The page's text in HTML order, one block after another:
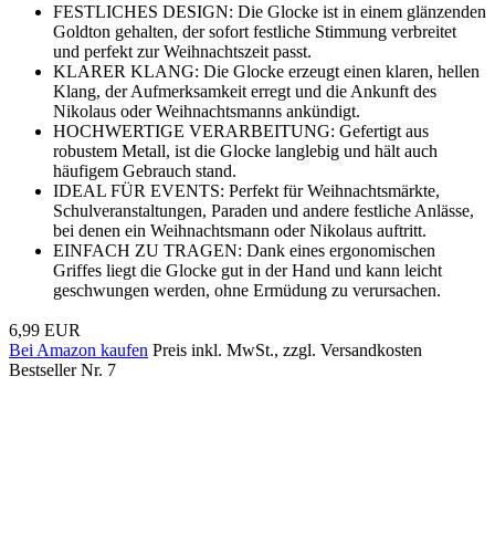
FESTLICHES DESIGN: Die Glocke ist in einem glänzenden
Goldton gehalten, der sofort festliche Stimmung verbreitet
und perfekt zur Weihnachtszeit passt.
KLARER KLANG: Die Glocke erzeugt einen klaren, hellen
Klang, der Aufmerksamkeit erregt und die Ankunft des
Nikolaus oder Weihnachtsmanns ankündigt.
HOCHWERTIGE VERARBEITUNG: Gefertigt aus
robustem Metall, ist die Glocke langlebig und hält auch
häufigem Gebrauch stand.
IDEAL FÜR EVENTS: Perfekt für Weihnachtsmärkte,
Schulveranstaltungen, Paraden und andere festliche Anlässe,
bei denen ein Weihnachtsmann oder Nikolaus auftritt.
EINFACH ZU TRAGEN: Dank eines ergonomischen
Griffes liegt die Glocke gut in der Hand und kann leicht
geschwungen werden, ohne Ermüdung zu verursachen.
6,99 EUR
Bei Amazon kaufen Preis inkl. MwSt., zzgl. Versandkosten
Bestseller Nr. 7